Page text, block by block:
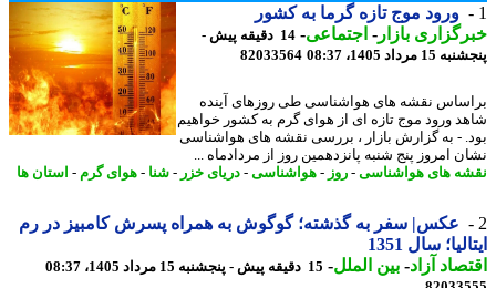
ورود موج تازه گرما به کشور
بازار- اجتماعی-
14 دقیقه پیش -
1405، 08:37
82033564
نقشه های هواشناسی طی روزهای آینده
ورود موج تازه ای از هوای گرم به کشور خواهیم
- به گزارش بازار ، بررسی نقشه های هواشناسی
امروز پنج شنبه پانزدهمین روز از مردادماه ...
های هواشناسی-روز- هواشناسی-دریای خزر -شنا-هوای گرم-استان ها
عکس| سفر به گذشته؛ گوگوش به همراه پسرش کامبیز در رم
سال 1351
آزاد - بین الملل-15 دقیقه پیش - پنجشنبه 15 مرداد 1405، 08:37